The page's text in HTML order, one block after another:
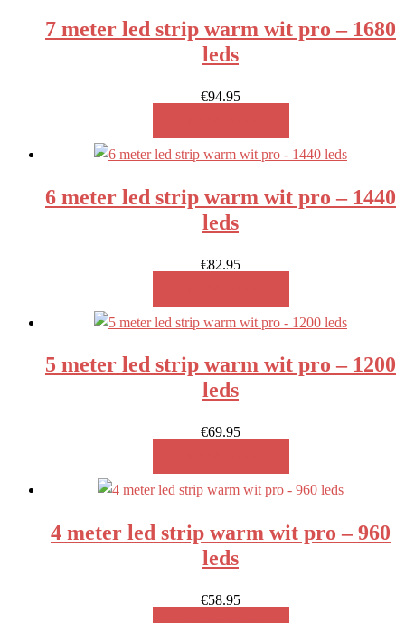
laag
7 meter led strip warm wit pro – 1680
leds
€94.95
6 meter led strip warm wit pro – 1440
leds
€82.95
5 meter led strip warm wit pro – 1200
leds
€69.95
4 meter led strip warm wit pro – 960
leds
€58.95